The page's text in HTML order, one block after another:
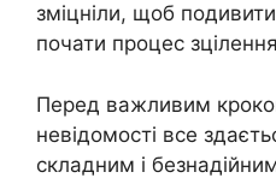
зміцніли, щоб
почати процес
Перед важливим
невідомості все
складним і